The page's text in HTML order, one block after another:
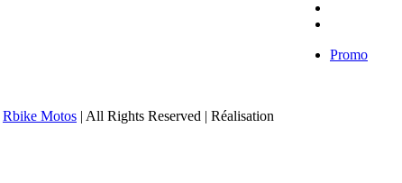
Promo
Rbike Motos | All Rights Reserved | Réalisation